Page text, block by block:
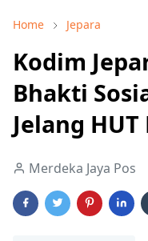
Home Jepara
Kodim
Bhakti
Jelang HUT
Merdeka Jaya Pos